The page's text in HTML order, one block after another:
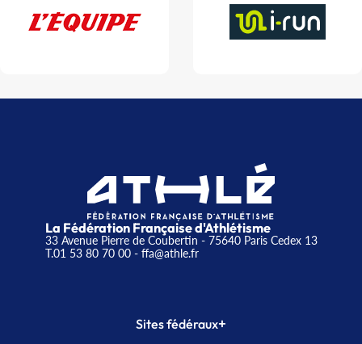
La Fédération Française d'Athlétisme
33 Avenue Pierre de Coubertin - 75640 Paris Cedex 13
T.01 53 80 70 00- ffa@athle.fr
Sites fédéraux+